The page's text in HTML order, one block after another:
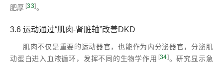
肥厚 [33]。
3.6 运动通过“肌肉⁃肾脏轴”改善DKD
肌肉不仅是重要的运动器官，也能作为内分泌器官，分泌肌
动蛋白进入血液循环，发挥不同的生物学作用 [34]。研究显示急